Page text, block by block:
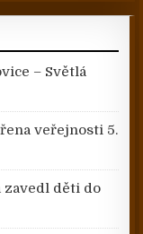
– Světlá
veřejnosti 5.
děti do